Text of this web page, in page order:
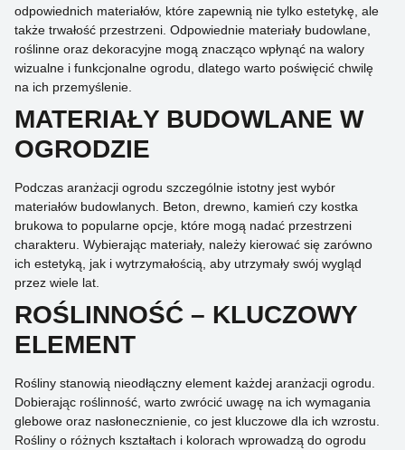
odpowiednich materiałów, które zapewnią nie tylko estetykę, ale
także trwałość przestrzeni. Odpowiednie materiały budowlane,
roślinne oraz dekoracyjne mogą znacząco wpłynąć na walory
wizualne i funkcjonalne ogrodu, dlatego warto poświęcić chwilę
na ich przemyślenie.
MATERIAŁY BUDOWLANE W
OGRODZIE
Podczas aranżacji ogrodu szczególnie istotny jest wybór
materiałów budowlanych. Beton, drewno, kamień czy kostka
brukowa to popularne opcje, które mogą nadać przestrzeni
charakteru. Wybierając materiały, należy kierować się zarówno
ich estetyką, jak i wytrzymałością, aby utrzymały swój wygląd
przez wiele lat.
ROŚLINNOŚĆ – KLUCZOWY
ELEMENT
Rośliny stanowią nieodłączny element każdej aranżacji ogrodu.
Dobierając roślinność, warto zwrócić uwagę na ich wymagania
glebowe oraz nasłonecznienie, co jest kluczowe dla ich wzrostu.
Rośliny o różnych kształtach i kolorach wprowadzą do ogrodu